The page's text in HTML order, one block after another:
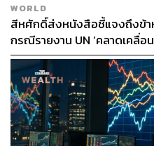
WORLD
สีหศักดิ์ส่งหนังสือชี้แจงถึงข้
กรณีรายงาน UN ‘คลาดเคลื่อ